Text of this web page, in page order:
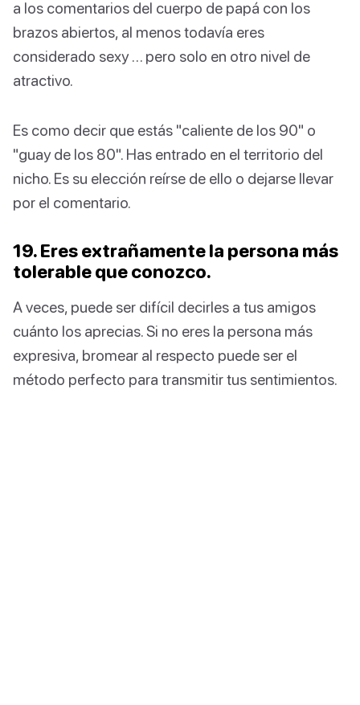
a los comentarios del cuerpo de papá con los
brazos abiertos, al menos todavía eres
considerado sexy … pero solo en otro nivel de
atractivo.
Es como decir que estás "caliente de los 90" o
"guay de los 80". Has entrado en el territorio del
nicho. Es su elección reírse de ello o dejarse llevar
por el comentario.
19. Eres extrañamente la persona más
tolerable que conozco.
A veces, puede ser difícil decirles a tus amigos
cuánto los aprecias. Si no eres la persona más
expresiva, bromear al respecto puede ser el
método perfecto para transmitir tus sentimientos.